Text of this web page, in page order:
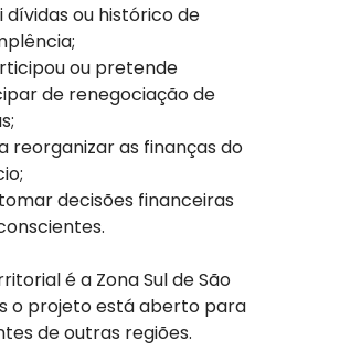
dívidas ou histórico de
ou pretende
de renegociação de
reorganizar as finanças do
decisões financeiras
é a Zona Sul de São
o projeto está aberto para
de outras regiões.